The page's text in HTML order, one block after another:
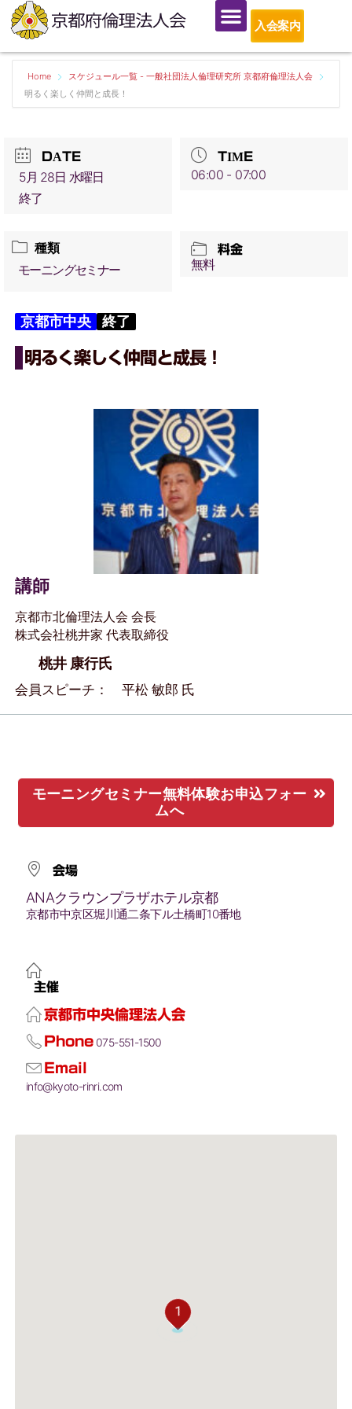
入会案内
Home
スケジュール一覧 - 一般社団法人倫理研究所 京都府倫理法人会
明るく楽しく仲間と成長！
DATE
5月 28日 水曜日
終了
TIME
06:00 - 07:00
種類
モーニングセミナー
料金
無料
京都市中央 終了
明るく楽しく仲間と成長！
講師
京都市北倫理法人会 会長
株式会社桃井家 代表取締役
桃井 康行氏
会員スピーチ： 平松 敏郎 氏
モーニングセミナー無料体験お申込フォー
ムへ
会場
ANAクラウンプラザホテル京都
京都市中京区堀川通二条下ル土橋町10番地
主催
京都市中央倫理法人会
Phone 075-551-1500
Email
info@kyoto-rinri.com
1